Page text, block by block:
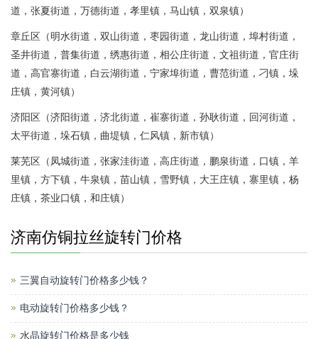
道，张夏街道，万德街道，孝里镇，马山镇，双泉镇）
章丘区（明水街道，双山街道，枣园街道，龙山街道，埠村街道，
圣井街道，普集街道，绣惠街道，相公庄街道，文祖街道，官庄街
道，高官寨街道，白云湖街道，宁家埠街道，曹范街道，刁镇，垛
庄镇，黄河镇）
济阳区（济阳街道，济北街道，崔寨街道，孙耿街道，回河街道，
太平街道，垛石镇，曲堤镇，仁风镇，新市镇）
莱芜区（凤城街道，张家洼街道，高庄街道，鹏泉街道，口镇，羊
里镇，方下镇，牛泉镇，苗山镇，雪野镇，大王庄镇，寨里镇，杨
庄镇，茶业口镇，和庄镇）
济南仿铜拉丝旋转门价格
三翼自动旋转门价格多少钱？
电动旋转门价格多少钱？
水晶旋转门价格是多少钱